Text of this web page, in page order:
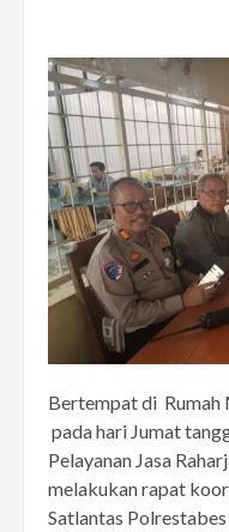
Bertempat di Rumah
pada hari Jumat
Pelayanan Jasa
melakukan rapat
Satlantas